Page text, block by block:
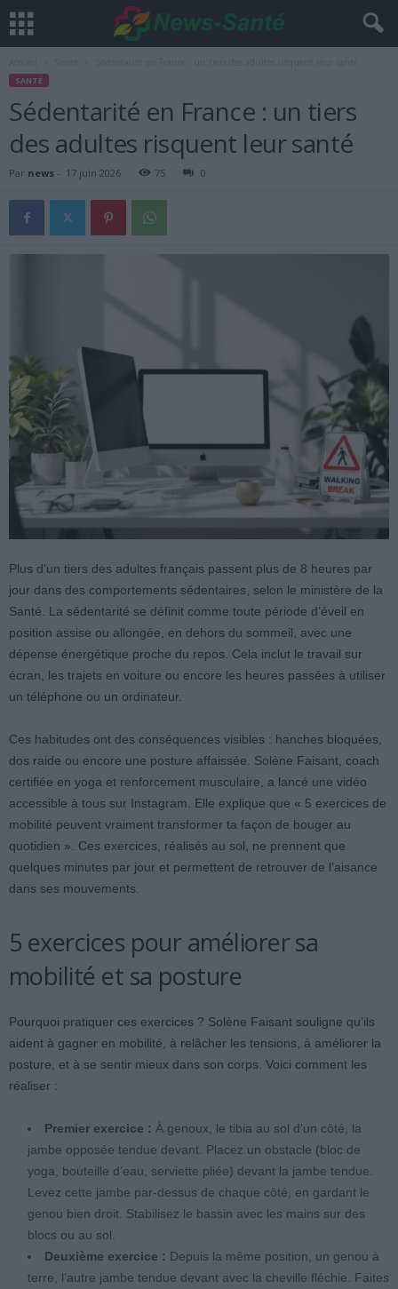
SANTÉ
Sédentarité en France : un tiers
des adultes risquent leur santé
Par news - 17 juin 2026 75 0
Plus d’un tiers des adultes français passent plus de 8 heures par
jour dans des comportements sédentaires, selon le ministère de la
Santé. La sédentarité se définit comme toute période d’éveil en
position assise ou allongée, en dehors du sommeil, avec une
dépense énergétique proche du repos. Cela inclut le travail sur
écran, les trajets en voiture ou encore les heures passées à utiliser
un téléphone ou un ordinateur.
Ces habitudes ont des conséquences visibles : hanches bloquées,
dos raide ou encore une posture affaissée. Solène Faisant, coach
certifiée en yoga et renforcement musculaire, a lancé une vidéo
accessible à tous sur Instagram. Elle explique que « 5 exercices de
mobilité peuvent vraiment transformer ta façon de bouger au
quotidien ». Ces exercices, réalisés au sol, ne prennent que
quelques minutes par jour et permettent de retrouver de l’aisance
dans ses mouvements.
5 exercices pour améliorer sa
mobilité et sa posture
Pourquoi pratiquer ces exercices ? Solène Faisant souligne qu’ils
aident à gagner en mobilité, à relâcher les tensions, à améliorer la
posture, et à se sentir mieux dans son corps. Voici comment les
réaliser :
Premier exercice : À genoux, le tibia au sol d’un côté, la
jambe opposée tendue devant. Placez un obstacle (bloc de
yoga, bouteille d’eau, serviette pliée) devant la jambe tendue.
Levez cette jambe par-dessus de chaque côté, en gardant le
genou bien droit. Stabilisez le bassin avec les mains sur des
blocs ou au sol.
Deuxième exercice : Depuis la même position, un genou à
terre, l’autre jambe tendue devant avec la cheville fléchie. Faites